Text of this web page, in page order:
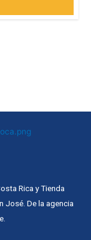
Rica y Tienda
José. De la agencia